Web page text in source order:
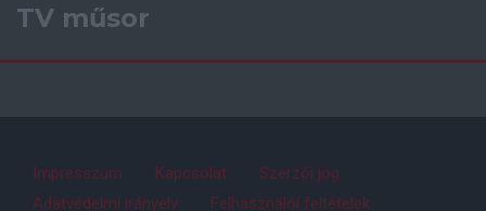
TV műsor
Impresszum Kapcsolat
Szerzői jog
Adatvédelmi irányelv
Felhasználói feltételek